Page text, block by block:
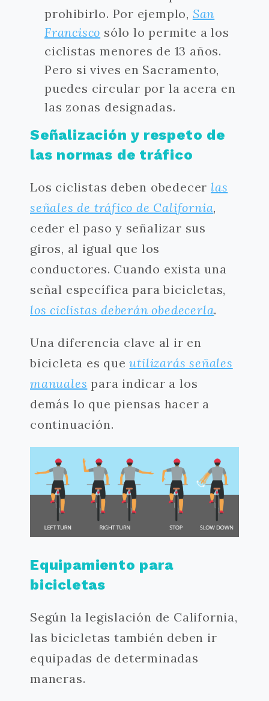
prohibirlo. Por ejemplo, San
Francisco sólo lo permite a los
ciclistas menores de 13 años.
Pero si vives en Sacramento,
puedes circular por la acera en
las zonas designadas.
Señalización y respeto de
las normas de tráfico
Los ciclistas deben obedecer las
señales de tráfico de California,
ceder el paso y señalizar sus
giros, al igual que los
conductores. Cuando exista una
señal específica para bicicletas,
los ciclistas deberán obedecerla.
Una diferencia clave al ir en
bicicleta es queutilizarás señales
manuales para indicar a los
demás lo que piensas hacer a
continuación.
Equipamiento para
bicicletas
Según la legislación de California,
las bicicletas también deben ir
equipadas de determinadas
maneras.